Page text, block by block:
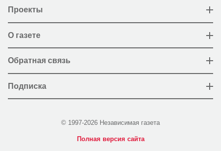
Проекты
О газете
Обратная связь
Подписка
© 1997-2026 Независимая газета
Полная версия сайта